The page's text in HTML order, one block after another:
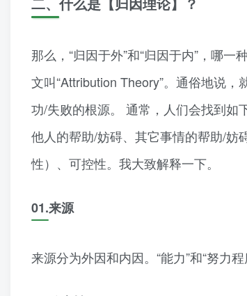
那么，“归因于外”和“归因于内”，哪
文叫“Attribution Theory”。通俗地说
功/失败的根源。 通常，人们会找到如
他人的帮助/妨碍、其它事情的帮助/妨
性）、可控性。我大致解释一下。
01.来源
来源分为外因和内因。“能力”和“努力